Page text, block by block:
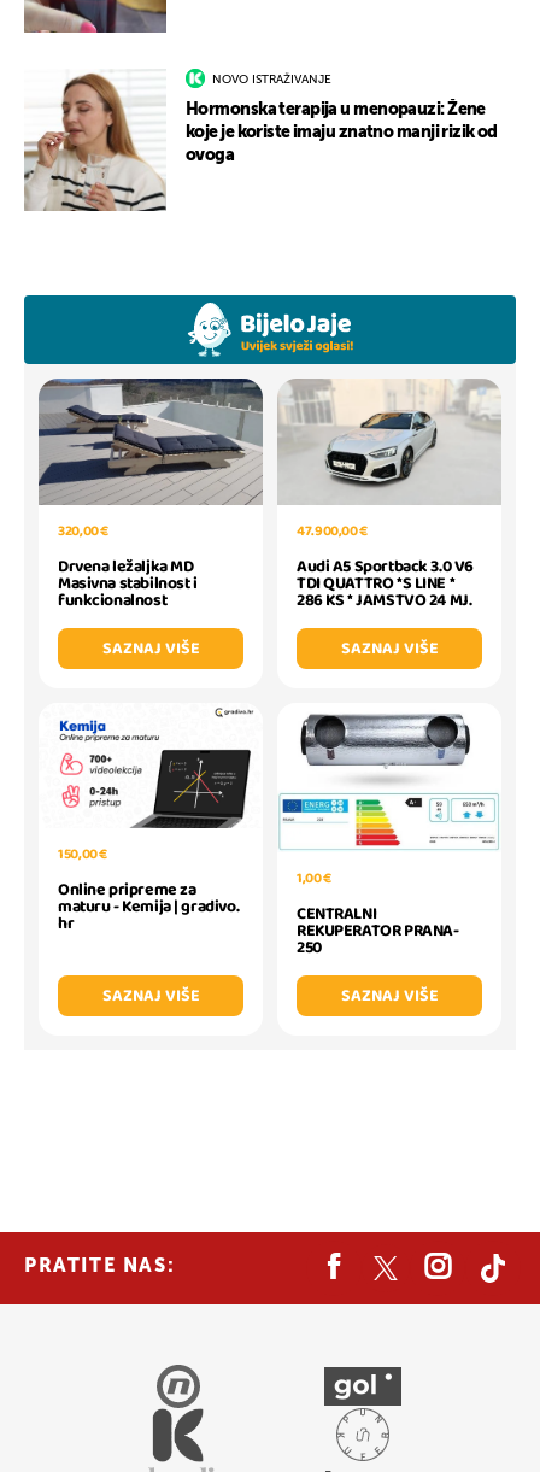
NOVO ISTRAŽIVANJE
Hormonska terapija u menopauzi: Žene
koje je koriste imaju znatno manji rizik od
ovoga
320,00 €
Drvena ležaljka MD
Masivna stabilnost i
funkcionalnost
SAZNAJ VIŠE
47.900,00 €
Audi A5 Sportback 3.0 V6
TDI QUATTRO *S LINE *
286 KS * JAMSTVO 24 MJ.
SAZNAJ VIŠE
150,00 €
Online pripreme za
maturu - Kemija | gradivo.
hr
SAZNAJ VIŠE
1,00 €
CENTRALNI
REKUPERATOR PRANA-
250
SAZNAJ VIŠE
PRATITE NAS: